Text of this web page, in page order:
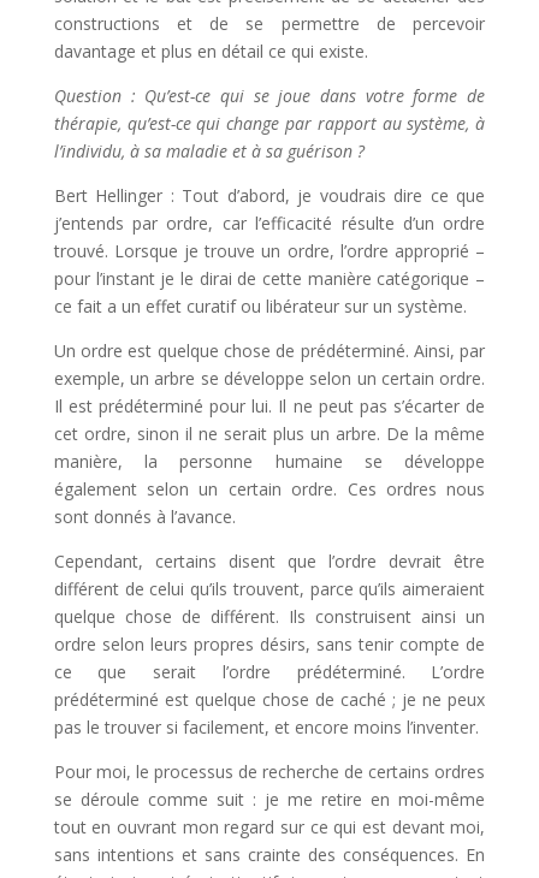
constructions et de se permettre de percevoir
davantage et plus en détail ce qui existe.
Question : Qu’est-ce qui se joue dans votre forme de
thérapie, qu’est-ce qui change par rapport au système, à
l’individu, à sa maladie et à sa guérison ?
Bert Hellinger : Tout d’abord, je voudrais dire ce que
j’entends par ordre, car l’efficacité résulte d’un ordre
trouvé. Lorsque je trouve un ordre, l’ordre approprié –
pour l’instant je le dirai de cette manière catégorique –
ce fait a un effet curatif ou libérateur sur un système.
Un ordre est quelque chose de prédéterminé. Ainsi, par
exemple, un arbre se développe selon un certain ordre.
Il est prédéterminé pour lui. Il ne peut pas s’écarter de
cet ordre, sinon il ne serait plus un arbre. De la même
manière, la personne humaine se développe
également selon un certain ordre. Ces ordres nous
sont donnés à l’avance.
Cependant, certains disent que l’ordre devrait être
différent de celui qu’ils trouvent, parce qu’ils aimeraient
quelque chose de différent. Ils construisent ainsi un
ordre selon leurs propres désirs, sans tenir compte de
ce que serait l’ordre prédéterminé. L’ordre
prédéterminé est quelque chose de caché ; je ne peux
pas le trouver si facilement, et encore moins l’inventer.
Pour moi, le processus de recherche de certains ordres
se déroule comme suit : je me retire en moi-même
tout en ouvrant mon regard sur ce qui est devant moi,
sans intentions et sans crainte des conséquences. En